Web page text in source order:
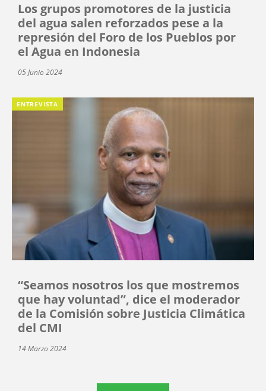
Los grupos promotores de la justicia
del agua salen reforzados pese a la
represión del Foro de los Pueblos por
el Agua en Indonesia
05 Junio 2024
ENTREVISTA
“Seamos nosotros los que mostremos
que hay voluntad”, dice el moderador
de la Comisión sobre Justicia Climática
del CMI
14 Marzo 2024